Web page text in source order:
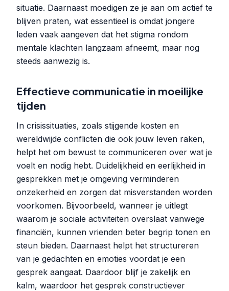
situatie. Daarnaast moedigen ze je aan om actief te
blijven praten, wat essentieel is omdat jongere
leden vaak aangeven dat het stigma rondom
mentale klachten langzaam afneemt, maar nog
steeds aanwezig is.
Effectieve communicatie in moeilijke
tijden
In crisissituaties, zoals stijgende kosten en
wereldwijde conflicten die ook jouw leven raken,
helpt het om bewust te communiceren over wat je
voelt en nodig hebt. Duidelijkheid en eerlijkheid in
gesprekken met je omgeving verminderen
onzekerheid en zorgen dat misverstanden worden
voorkomen. Bijvoorbeeld, wanneer je uitlegt
waarom je sociale activiteiten overslaat vanwege
financiën, kunnen vrienden beter begrip tonen en
steun bieden. Daarnaast helpt het structureren
van je gedachten en emoties voordat je een
gesprek aangaat. Daardoor blijf je zakelijk en
kalm, waardoor het gesprek constructiever